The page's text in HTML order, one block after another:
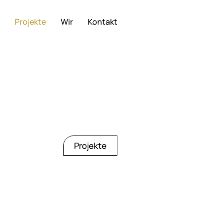
Projekte Wir Kontakt
Projekte